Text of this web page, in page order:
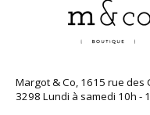
Margot & Co, 1615 rue des
3298 Lundi à samedi 10h -